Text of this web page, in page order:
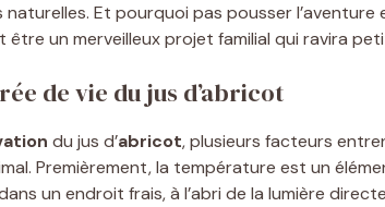
naturelles. Et pourquoi pas pousser
être un merveilleux projet familial qui ravira
de vie du jus d’abricot
du jus d’abricot, plusieurs facteurs
Premièrement, la température est un
un endroit frais, à l’abri de la lumière